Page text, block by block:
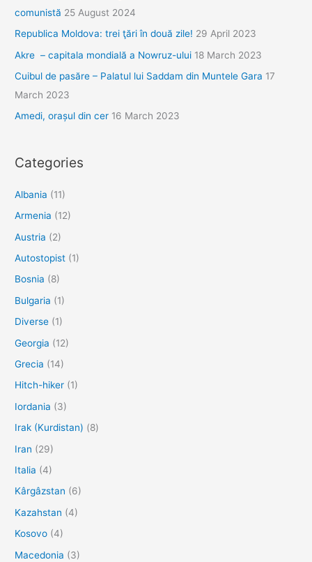
comunistă 25 August 2024
Republica Moldova: trei ţări în două zile! 29 April 2023
Akre – capitala mondială a Nowruz-ului 18 March 2023
Cuibul de pasăre – Palatul lui Saddam din Muntele Gara 17
March 2023
Amedi, orașul din cer 16 March 2023
Categories
Albania (11)
Armenia (12)
Austria (2)
Autostopist (1)
Bosnia (8)
Bulgaria (1)
Diverse (1)
Georgia (12)
Grecia (14)
Hitch-hiker (1)
Iordania (3)
Irak (Kurdistan) (8)
Iran (29)
Italia (4)
Kârgâzstan (6)
Kazahstan (4)
Kosovo (4)
Macedonia (3)